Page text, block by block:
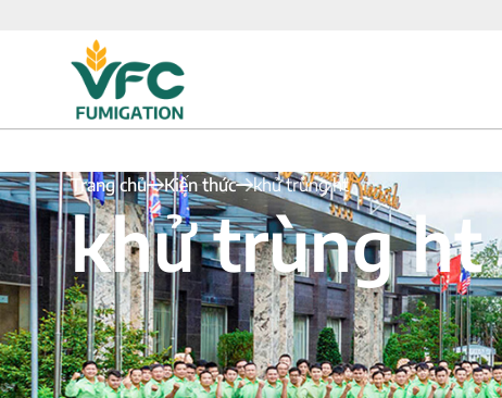
Trang chủ Kiến thức khử trùng ht
khử trùng ht